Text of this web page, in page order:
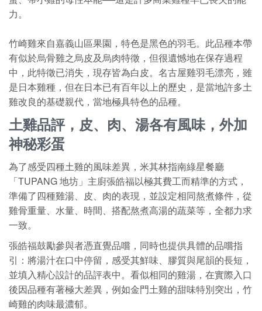
力。
竹崎雞來自嘉義山區果園，特色是黑色的羽毛。此品種本帶
有似於烏骨雞之烏皮及烏肉特徵，但很遺憾地在保存過程
中，此特徵已消失，現存皆為白皮。名古屋雞羽毛漂亮，雖
是日本雞種，但在日本已有百年以上的歷史，是當地許多土
雞改良的基礎親代，當地極具特色的品種。
土雞品評，皮、肉、湯各有風味，外加
神秘彩蛋
為了感受四種土雞的風味差異，米其林指南綠星餐廳
「TUPANG 地坊」主廚張皓福以極其費工而精準的方式，
準備了四種雞湯、皮、肉的表現，並設定相同熬煮條件，從
雞骨重量、水量、時間、搭配熬煮高湯的蔬菜等，全都力求
一致。
張皓福鼓勵參與者憑直覺品嚐，同時也提供具體的品嚐指
引：將湯汁在口中停留，感受其鮮味、膠質與尾韻的長短，
並填入精心設計的品評表中。看似相同的雞湯，在實際入口
後因品種有著極大差異，例如金門土雞的甜味特別突出，竹
崎雞的肉味最濃郁。